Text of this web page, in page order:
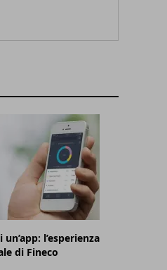
un’app: l’esperienza
di Fineco